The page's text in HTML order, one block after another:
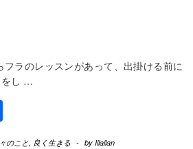
ラのレッスンがあって、出掛ける前に
し …
有
のこと, 良く生きる - by Illallan